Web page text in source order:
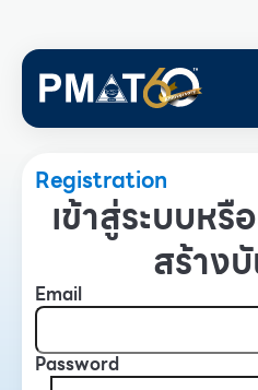
Registration
เข้าสู่ระบบหรื
สร้าง
Email
Password